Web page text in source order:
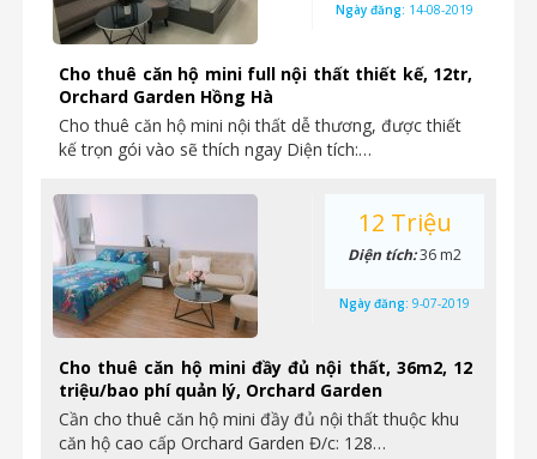
Cho thuê căn hộ mini full nội thất thiết kế, 12tr,
Orchard Garden Hồng Hà
Cho thuê căn hộ mini nội thất dễ thương, được thiết
kế trọn gói vào sẽ thích ngay Diện tích:…
Ngày đăng: 14-08-2019
Cho thuê căn hộ mini đầy đủ nội thất, 36m2, 12
triệu/bao phí quản lý, Orchard Garden
Cần cho thuê căn hộ mini đầy đủ nội thất thuộc khu
căn hộ cao cấp Orchard Garden Đ/c: 128…
12 Triệu
Diện tích:36 m2
Ngày đăng: 9-07-2019